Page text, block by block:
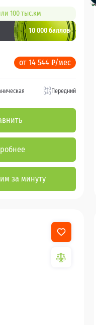
100 тыс.км
10 000 баллов
от 14 544 ₽/мес
Передний
за минуту